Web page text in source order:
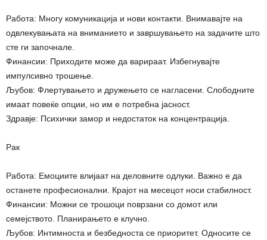
Работа: Многу комуникација и нови контакти. Внимавајте на
одвлекувањата на вниманието и завршувањето на задачите што
сте ги започнале.
Финансии: Приходите може да варираат. Избегнувајте
импулсивно трошење.
Љубов: Флертувањето и дружењето се нагласени. Слободните
имаат повеќе опции, но им е потребна јасност.
Здравје: Психички замор и недостаток на концентрација.
Рак
Работа: Емоциите влијаат на деловните одлуки. Важно е да
останете професионални. Крајот на месецот носи стабилност.
Финансии: Можни се трошоци поврзани со домот или
семејството. Планирањето е клучно.
Љубов: Интимноста и безбедноста се приоритет. Односите се